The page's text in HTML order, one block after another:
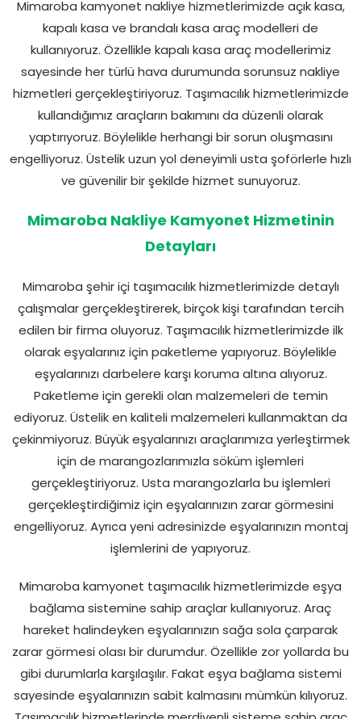
Mimaroba kamyonet nakliye hizmetlerimizde açık kasa,
kapalı kasa ve brandalı kasa araç modelleri de
kullanıyoruz. Özellikle kapalı kasa araç modellerimiz
sayesinde her türlü hava durumunda sorunsuz nakliye
hizmetleri gerçekleştiriyoruz. Taşımacılık hizmetlerimizde
kullandığımız araçların bakımını da düzenli olarak
yaptırıyoruz. Böylelikle herhangi bir sorun oluşmasını
engelliyoruz. Üstelik uzun yol deneyimli usta şoförlerle hızlı
ve güvenilir bir şekilde hizmet sunuyoruz.
Mimaroba Nakliye Kamyonet Hizmetinin
Detayları
Mimaroba şehir içi taşımacılık hizmetlerimizde detaylı
çalışmalar gerçekleştirerek, birçok kişi tarafından tercih
edilen bir firma oluyoruz. Taşımacılık hizmetlerimizde ilk
olarak eşyalarınız için paketleme yapıyoruz. Böylelikle
eşyalarınızı darbelere karşı koruma altına alıyoruz.
Paketleme için gerekli olan malzemeleri de temin
ediyoruz. Üstelik en kaliteli malzemeleri kullanmaktan da
çekinmiyoruz. Büyük eşyalarınızı araçlarımıza yerleştirmek
için de marangozlarımızla söküm işlemleri
gerçekleştiriyoruz. Usta marangozlarla bu işlemleri
gerçekleştirdiğimiz için eşyalarınızın zarar görmesini
engelliyoruz. Ayrıca yeni adresinizde eşyalarınızın montaj
işlemlerini de yapıyoruz.
Mimaroba kamyonet taşımacılık hizmetlerimizde eşya
bağlama sistemine sahip araçlar kullanıyoruz. Araç
hareket halindeyken eşyalarınızın sağa sola çarparak
zarar görmesi olası bir durumdur. Özellikle zor yollarda bu
gibi durumlarla karşılaşılır. Fakat eşya bağlama sistemi
sayesinde eşyalarınızın sabit kalmasını mümkün kılıyoruz.